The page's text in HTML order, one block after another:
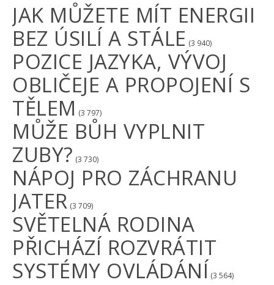
JAK MŮŽETE MÍT ENERGII
BEZ ÚSILÍ A STÁLE (3 940)
POZICE JAZYKA, VÝVOJ
OBLIČEJE A PROPOJENÍ S
TĚLEM (3 797)
MŮŽE BŮH VYPLNIT
ZUBY? (3 730)
NÁPOJ PRO ZÁCHRANU
JATER (3 709)
SVĚTELNÁ RODINA
PŘICHÁZÍ ROZVRÁTIT
SYSTÉMY OVLÁDÁNÍ (3 564)